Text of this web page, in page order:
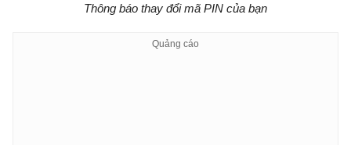
Thông báo thay đổi mã PIN của bạn